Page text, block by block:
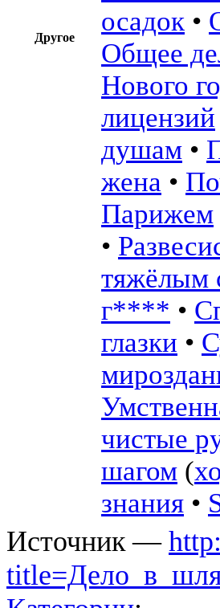
Другое
осадок •
Общее
Нового
лицензий
душам •
жена •
Парижем
•
тяжёлым
г**** •
глазки •
чистые
шагом (
знания •
Источник —